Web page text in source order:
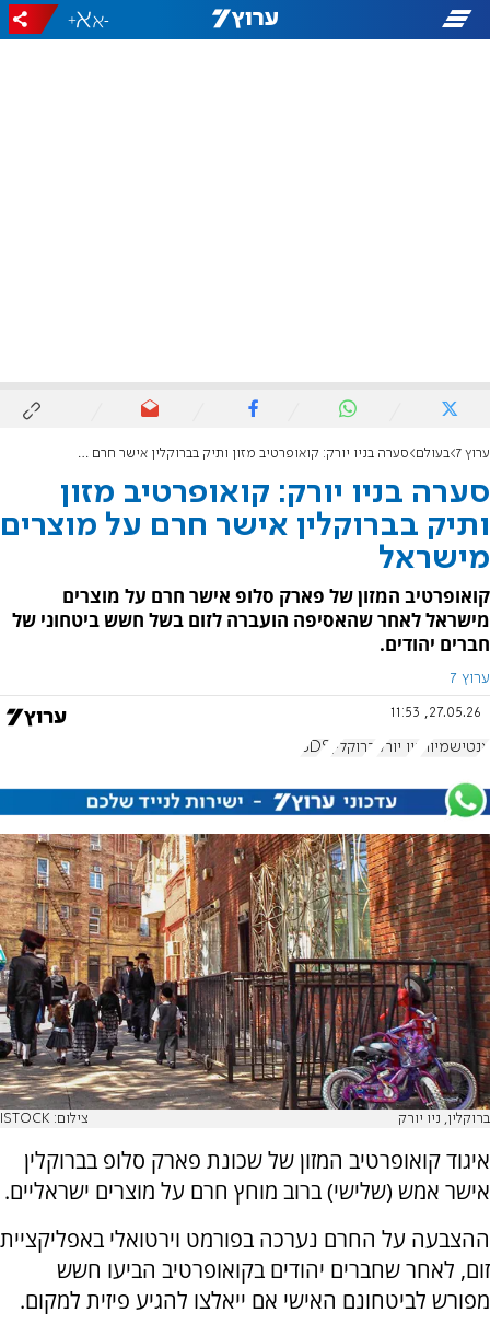
-
+
ערוץ 7 בעולם סערה בניו יורק: קואופרטיב מזון ותיק בברוקלין אישר חרם על מוצרים מישראל
סערה בניו יורק: קואופרטיב מזון
ותיק בברוקלין אישר חרם על מוצרים
מישראל
קואופרטיב המזון של פארק סלופ אישר חרם על מוצרים
מישראל לאחר שהאסיפה הועברה לזום בשל חשש ביטחוני של
חברים יהודים.
ערוץ 7
27.05.26, 11:53
אנטישמיות ניו יורק ברוקלין BDS
ברוקלין, ניו יורק צילום: ISTOCK
איגוד קואופרטיב המזון של שכונת פארק סלופ בברוקלין
אישר אמש (שלישי) ברוב מוחץ חרם על מוצרים ישראליים.
ההצבעה על החרם נערכה בפורמט וירטואלי באפליקציית
זום, לאחר שחברים יהודים בקואופרטיב הביעו חשש
מפורש לביטחונם האישי אם ייאלצו להגיע פיזית למקום.